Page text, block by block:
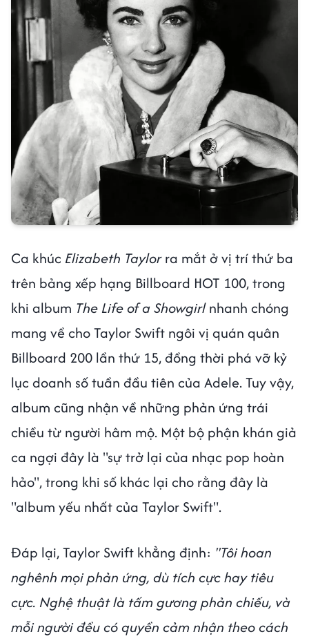
Ca khúc Elizabeth Taylorra mắt ở vị trí thứ ba
trên bảng xếp hạng Billboard HOT 100, trong
khi album The Life of a Showgirlnhanh chóng
mang về cho Taylor Swift ngôi vị quán quân
Billboard 200 lần thứ 15, đồng thời phá vỡ kỷ
lục doanh số tuần đầu tiên của Adele. Tuy vậy,
album cũng nhận về những phản ứng trái
chiều từ người hâm mộ. Một bộ phận khán giả
ca ngợi đây là "sự trở lại của nhạc pop hoàn
hảo", trong khi số khác lại cho rằng đây là
"album yếu nhất của Taylor Swift".
Đáp lại, Taylor Swift khẳng định: "Tôi hoan
nghênh mọi phản ứng, dù tích cực hay tiêu
cực. Nghệ thuật là tấm gương phản chiếu, và
mỗi người đều có quyền cảm nhận theo cách